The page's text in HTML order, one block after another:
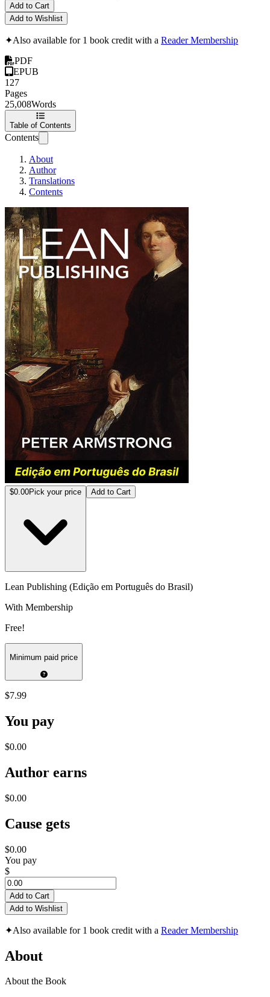
Add to Cart
Add to Wishlist
✦Also available for 1 book credit with a Reader Membership
PDF
EPUB
127
Pages
25,008Words
Table of Contents
Contents
About
Author
Translations
Contents
$0.00Pick your price Add to Cart
Lean Publishing (Edição em Português do Brasil)
With Membership
Free!
Minimum paid price
$7.99
You pay
$0.00
Author earns
$0.00
Cause gets
$0.00
You pay
$
Add to Cart
Add to Wishlist
✦Also available for 1 book credit with a Reader Membership
About
About the Book